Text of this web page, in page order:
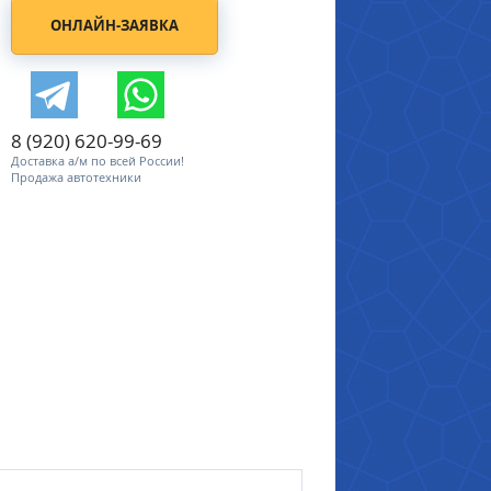
ОНЛАЙН-ЗАЯВКА
8 (920) 620-99-69
Доставка а/м по всей России!
Продажа автотехники